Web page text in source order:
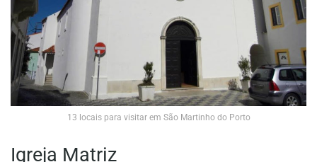
13 locais para visitar em São Martinho do Porto
Igreja Matriz